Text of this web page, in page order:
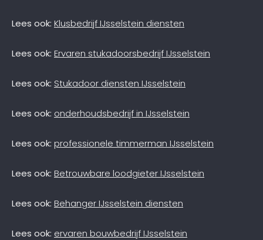
Lees ook: Klusbedrijf IJsselstein diensten
Lees ook: Ervaren stukadoorsbedrijf IJsselstein
Lees ook: Stukadoor diensten IJsselstein
Lees ook: onderhoudsbedrijf in IJsselstein
Lees ook: professionele timmerman IJsselstein
Lees ook: Betrouwbare loodgieter IJsselstein
Lees ook: Behanger IJsselstein diensten
Lees ook: ervaren bouwbedrijf IJsselstein